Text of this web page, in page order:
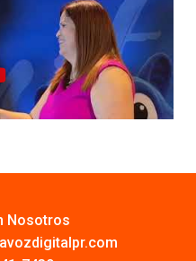
Nosotros